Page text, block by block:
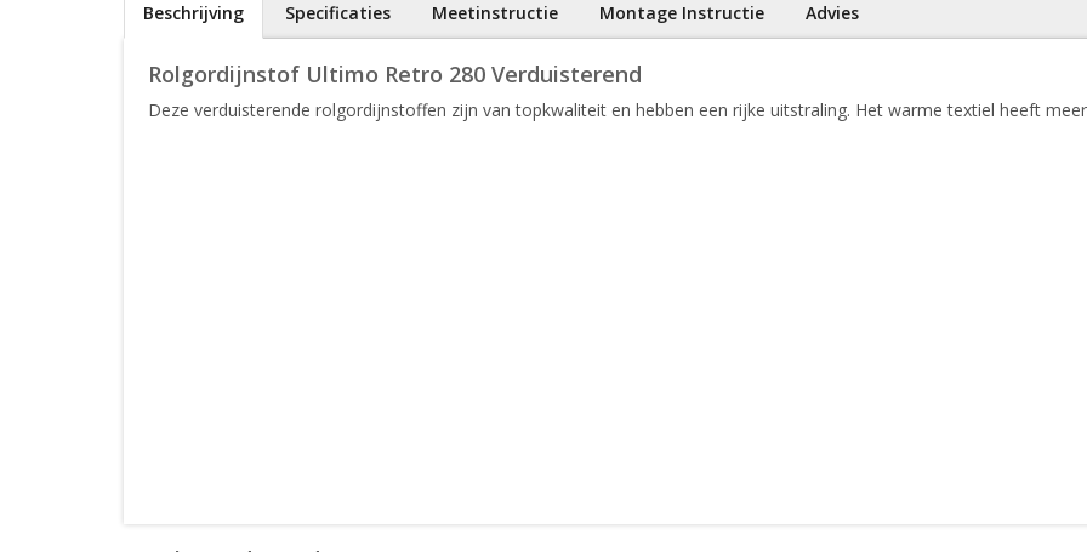
Beschrijving Specificaties Meetinstructie Montage Instructie Advies
Rolgordijnstof Ultimo Retro 280 Verduisterend
Deze verduisterende rolgordijnstoffen zijn van topkwaliteit en hebben een rijke uitstraling. Het warme textiel heeft